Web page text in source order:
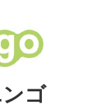
ゴ